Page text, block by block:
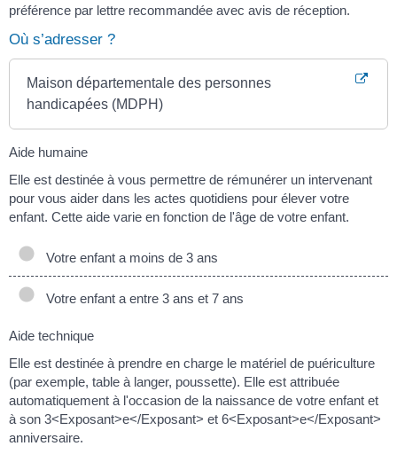
préférence par lettre recommandée avec avis de réception.
Où s’adresser ?
Maison départementale des personnes
handicapées (MDPH)
Aide humaine
Elle est destinée à vous permettre de rémunérer un intervenant
pour vous aider dans les actes quotidiens pour élever votre
enfant. Cette aide varie en fonction de l'âge de votre enfant.
Votre enfant a moins de 3 ans
Votre enfant a entre 3 ans et 7 ans
Aide technique
Elle est destinée à prendre en charge le matériel de puériculture
(par exemple, table à langer, poussette). Elle est attribuée
automatiquement à l'occasion de la naissance de votre enfant et
à son 3<Exposant>e</Exposant> et 6<Exposant>e</Exposant>
anniversaire.